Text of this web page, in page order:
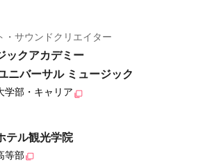
・サウンドクリエイター
ックアカデミー
ニバーサル ミュージック
学部・キャリア
テル観光学院
等部